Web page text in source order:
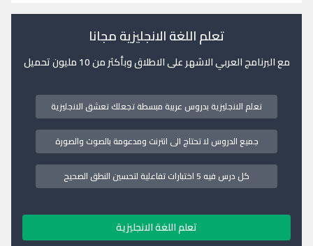
تعلم اللغة الانجليزية مجانا
مع البرنامج العربي الاشهر على الاطلاق وبأكثر من 10 مليون تحميل
تعلم الانجليزية بدروس عربية مبسطة تجعلك تعشق الانجليزية
جميع الدروس لا تحتاج الى انترنت ومدعومة بالصوت والصورة
كل درس فيه 5 اختبارات تفاعلية لتحسين النطق الصحيح
تعلم اللغة الانجليزية